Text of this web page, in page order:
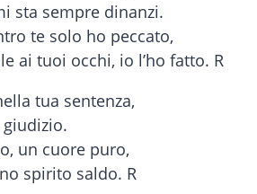
sta sempre dinanzi.
te solo ho peccato,
ai tuoi occhi, io l’ho fatto. R
tua sentenza,
un cuore puro,
spirito saldo. R